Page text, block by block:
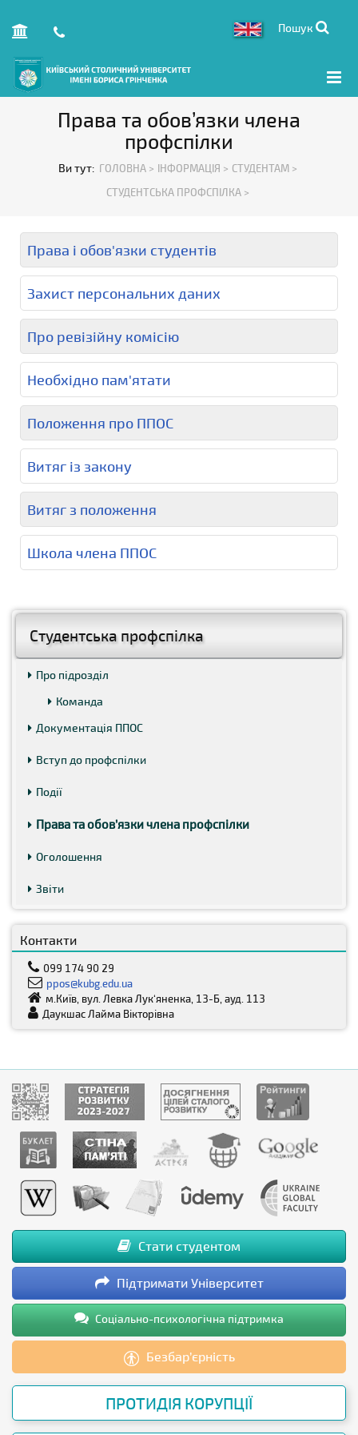
Пошук
Права та обов’язки члена
профспілки
Ви тут: ГОЛОВНА > ІНФОРМАЦІЯ > СТУДЕНТАМ >
СТУДЕНТСЬКА ПРОФСПІЛКА >
Студентська профспілка
Про підрозділ
Команда
Документація ППОС
Вступ до профспілки
Події
Права та обов’язки члена профспілки
Оголошення
Звіти
Контакти
099 174 90 29
ppos@kubg.edu.ua
м.Київ, вул. Левка Лук‘яненка, 13-Б, ауд. 113
Даукшас Лайма Вікторівна
Права і обов'язки студентів
Захист персональних даних
Про ревізійну комісію
Необхідно пам'ятати
Положення про ППОС
Витяг із закону
Витяг з положення
Школа члена ППОС
Стати студентом
Підтримати Університет
Соціально-психологічна підтримка
Безбар’єрність
ПРОТИДІЯ КОРУПЦІЇ